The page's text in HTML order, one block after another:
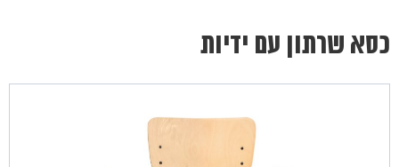
כסא שרתון עם ידיות